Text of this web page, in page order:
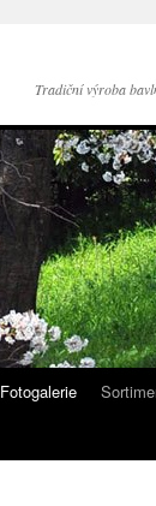
Tradiční výroba
Fotogalerie